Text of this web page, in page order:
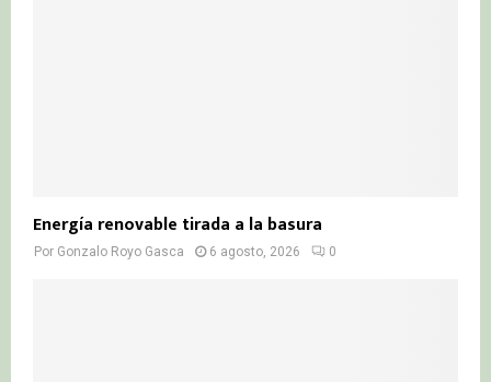
Energía renovable tirada a la basura
Por Gonzalo Royo Gasca 6 agosto, 2026 0